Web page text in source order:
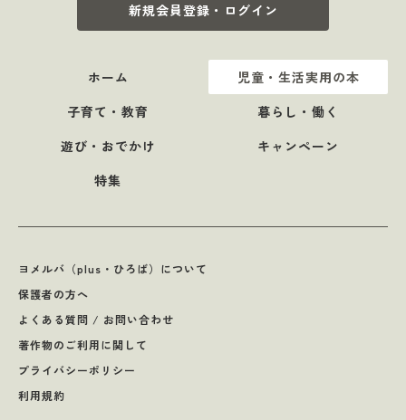
新規会員登録・ログイン
ホーム
児童・生活実用の本
子育て・教育
暮らし・働く
遊び・おでかけ
キャンペーン
特集
ヨメルバ（plus・ひろば）について
保護者の方へ
よくある質問 / お問い合わせ
著作物のご利用に関して
プライバシーポリシー
利用規約